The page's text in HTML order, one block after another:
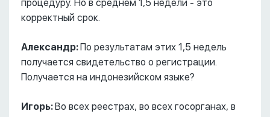
процедуру. Но в среднем 1,5 недели - это
корректный срок.
Александр:По результатам этих 1,5 недель
получается свидетельство о регистрации.
Получается на индонезийском языке?
Игорь:Во всех реестрах, во всех госорганах, в